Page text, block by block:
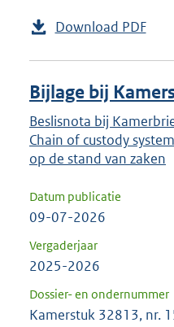
Download PDF
Bijlage bij
Beslisnota bij
Chain of custody
op de stand van zaken
Datum publicatie
09-07-2026
Vergaderjaar
2025-2026
Dossier- en ondernummer
Kamerstuk 32813, nr.